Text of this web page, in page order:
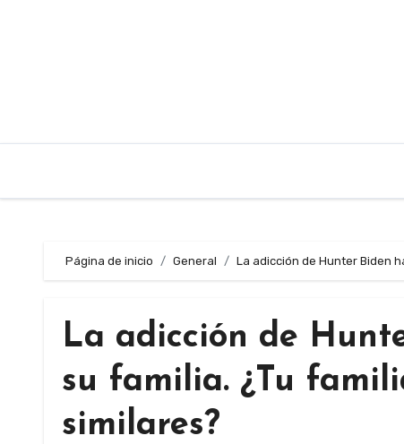
Página de inicio General La adicción de Hunter Biden
La adicción de
su familia. ¿Tu
similares?